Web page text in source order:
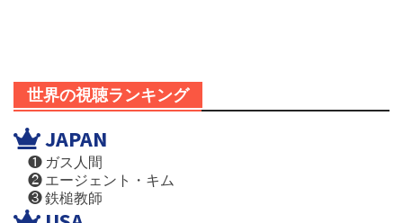
世界の視聴ランキング
JAPAN
❶ ガス人間
❷ エージェント・キム
❸ 鉄槌教師